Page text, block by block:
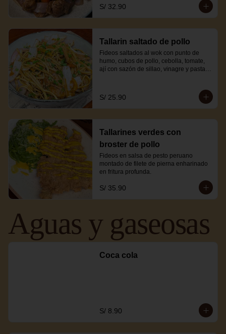
S/ 32.90
Tallarin saltado de pollo
Fideos saltados al wok con punto de
humo, cubos de pollo, cebolla, tomate,
ají con sazón de sillao, vinagre y pasta
S/ 25.90
Tallarines verdes con
broster de pollo
Fideos en salsa de pesto peruano
montado de filete de pierna enharinado
en fritura profunda.
S/ 35.90
Aguas y gaseosas
Coca cola
S/ 8.90